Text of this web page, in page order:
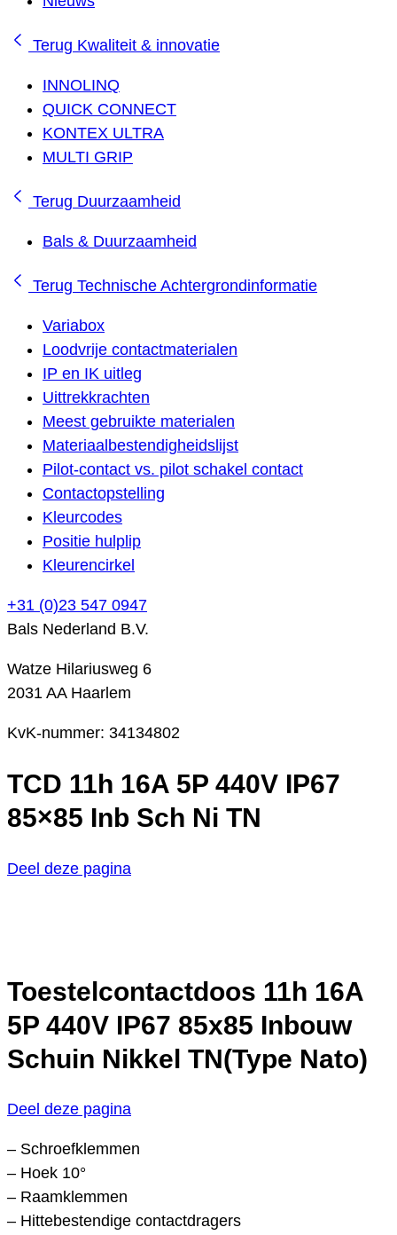
Terug Kwaliteit & innovatie
INNOLINQ
QUICK CONNECT
KONTEX ULTRA
MULTI GRIP
Terug Duurzaamheid
Bals & Duurzaamheid
Terug Technische Achtergrondinformatie
Variabox
Loodvrije contactmaterialen
IP en IK uitleg
Uittrekkrachten
Meest gebruikte materialen
Materiaalbestendigheidslijst
Pilot-contact vs. pilot schakel contact
Contactopstelling
Kleurcodes
Positie hulplip
Kleurencirkel
+31 (0)23 547 0947
Bals Nederland B.V.
Watze Hilariusweg 6
2031 AA Haarlem
KvK-nummer: 34134802
TCD 11h 16A 5P 440V IP67
85×85 Inb Sch Ni TN
Deel deze pagina
Toestelcontactdoos 11h 16A
5P 440V IP67 85x85 Inbouw
Schuin Nikkel TN(Type Nato)
Deel deze pagina
– Schroefklemmen
– Hoek 10°
– Raamklemmen
– Hittebestendige contactdragers